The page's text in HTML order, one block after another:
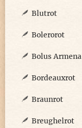
Blutrot
Bolerorot
Bolus Armena
Bordeauxrot
Braunrot
Breughelrot